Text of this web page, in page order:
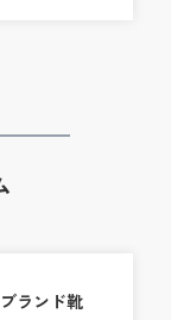
ブランド靴